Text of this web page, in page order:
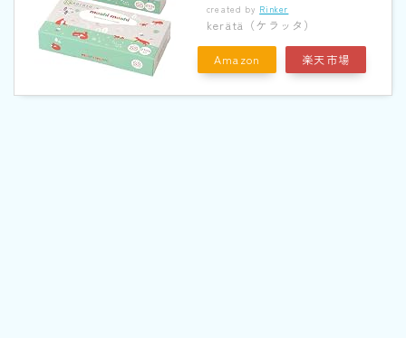
created by Rinker
kerätä（ケラッタ）
Amazon 楽天市場